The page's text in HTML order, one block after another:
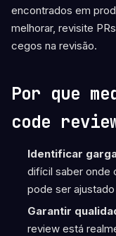
encontrados em
melhorar, revisite
cegos na revisão.
Por que
code
Identificar
difícil saber onde
pode ser
Garantir
review está